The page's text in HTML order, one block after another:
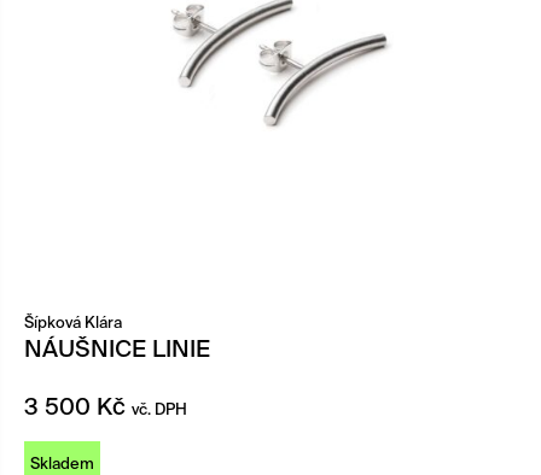
Šípková Klára
NÁUŠNICE LINIE
3 500 Kč vč. DPH
Skladem